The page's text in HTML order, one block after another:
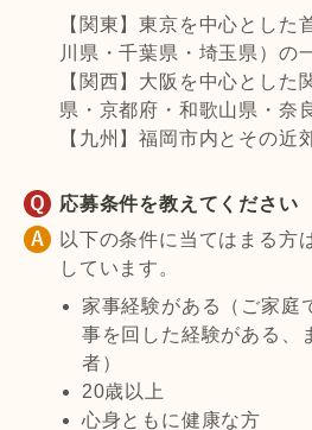
【関東】東京を中心とした
川県・千葉県・埼玉県）の
【関西】大阪を中心とした
県・京都府・和歌山県・奈
【九州】福岡市内とその近
応募条件を教えてください
以下の条件に当てはまる方
しています。
家事経験がある（ご家庭
事を回した経験がある、
者）
20歳以上
心身ともに健康な方